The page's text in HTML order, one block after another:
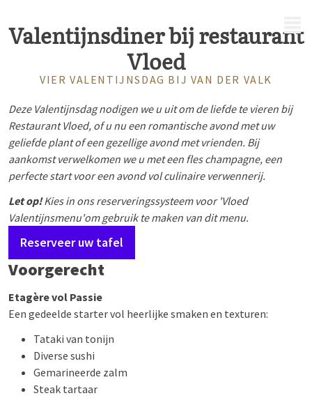
Valentijnsdiner bij restaurant
Vloed
VIER VALENTIJNSDAG BIJ VAN DER VALK
Deze Valentijnsdag nodigen we u uit om de liefde te vieren bij
Restaurant Vloed, of u nu een romantische avond met uw
geliefde plant of een gezellige avond met vrienden. Bij
aankomst verwelkomen we u met een fles champagne, een
perfecte start voor een avond vol culinaire verwennerij.
Let op!Kies in ons reserveringssysteem voor 'Vloed
Valentijnsmenu'om gebruik te maken van dit menu.
Reserveer uw tafel
Voorgerecht
Etagère vol Passie
Een gedeelde starter vol heerlijke smaken en texturen:
Tataki van tonijn
Diverse sushi
Gemarineerde zalm
Steak tartaar